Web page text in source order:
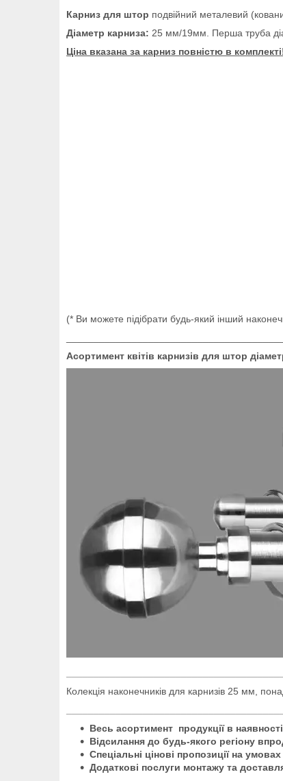
Карниз для штор подвійний металевий
Діаметр карниза: 25 мм/19мм. Перша труба
Ціна вказана за карниз повністю в
(* Ви можете підібрати будь-який інший
Асортимент квітів карнизів для штор
Колекція наконечників для карнизів 25 мм,
Весь асортимент продукції в
Відсилання до будь-якого регіону
Спеціальні цінові пропозиції на умовах
Додаткові послуги монтажу та